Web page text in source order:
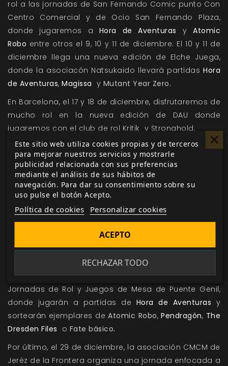
rol a las jornadas de San Fernando Comic punto Con
Centro Comercial y de Ocio San Fernando Plaza,
donde jugaremos a Hora de Aventuras yAtomic
Robo entre otros el 9, 10 y 11 de diciembre. El 10 y 11 de
diciembre llega una nueva edición de Elche Juega,
donde la asociacón Natsukaido llevará partidas Hora
de Aventuras, Magissa y Mutant Year Zero.
En Barcelona, el 17 y 18 de diciembre, disfrutaremos de
mucho rol en la nueva edición de DAU donde
jugaremos con el club de rol Kritik y Stronghold.
También en Barcelona, más concretamente en Gavà,
la asociaciónTrenca't la Closcaorganiza el 17 de
diciembre Posa'm una dotzena!, el evento de rol
donde puedes conseguirMatrioska, Despertados
Paradox.
En Mérida, el 17 y 18 de diciembre, la asociación A.L.M.A.
llevarán mucho rol en la nueva edición de
Además, el 16, 17 y 18 de diciembre, en Córdoba, la
asociación Camaleón Rojo organizará las 3as.
Jornadas de Rol y Juegos de Mesa de Puente Genil,
donde jugarán a partidas de Hora de Aventuras y
sortearán ejemplares deAtomic Robo,Pendragón, The
Dresden Files o Fate básico.
Por último, el 29 de diciembre, la asociación CMCM de
Jeréz de la Frontera organiza una jornada enfocada a
Este sitio web utiliza cookies propias y de terceros
para mejorar nuestros servicios y mostrarle
publicidad relacionada con sus preferencias
mediante el análisis de sus hábitos de
navegación. Para dar su consentimiento sobre su
uso pulse el botón Acepto.
Política de cookies Personalizar cookies
RECHAZAR TODO
ACEPTO